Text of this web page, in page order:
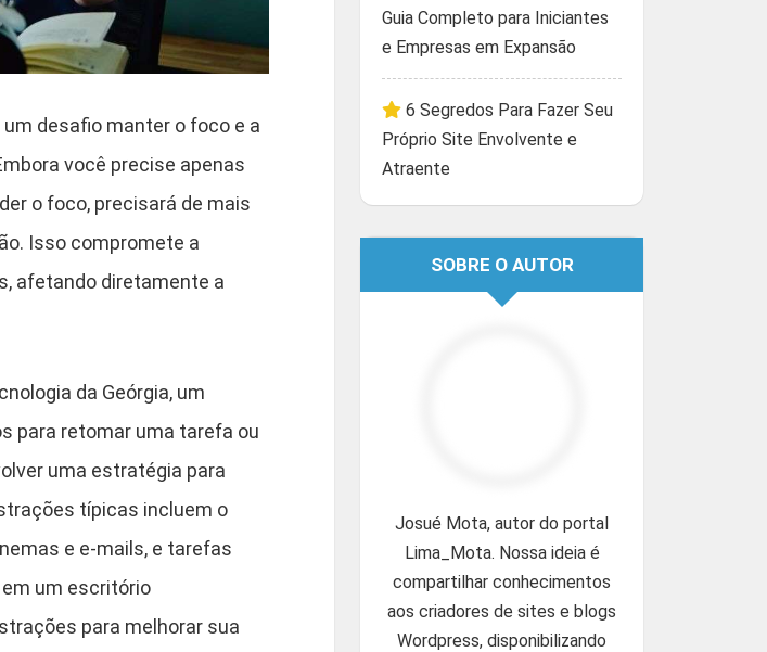
desafio manter o foco e a
você precise apenas
o foco, precisará de mais
Isso compromete a
afetando diretamente a
da Geórgia, um
para retomar uma tarefa ou
uma estratégia para
típicas incluem o
e e-mails, e tarefas
um escritório
para melhorar sua
Guia Completo para Iniciantes
e Empresas em Expansão
6 Segredos Para Fazer Seu
Próprio Site Envolvente e
Atraente
SOBRE O AUTOR
Josué Mota, autor do portal
Lima_Mota. Nossa ideia é
compartilhar conhecimentos
aos criadores de sites e blogs
Wordpress, disponibilizando